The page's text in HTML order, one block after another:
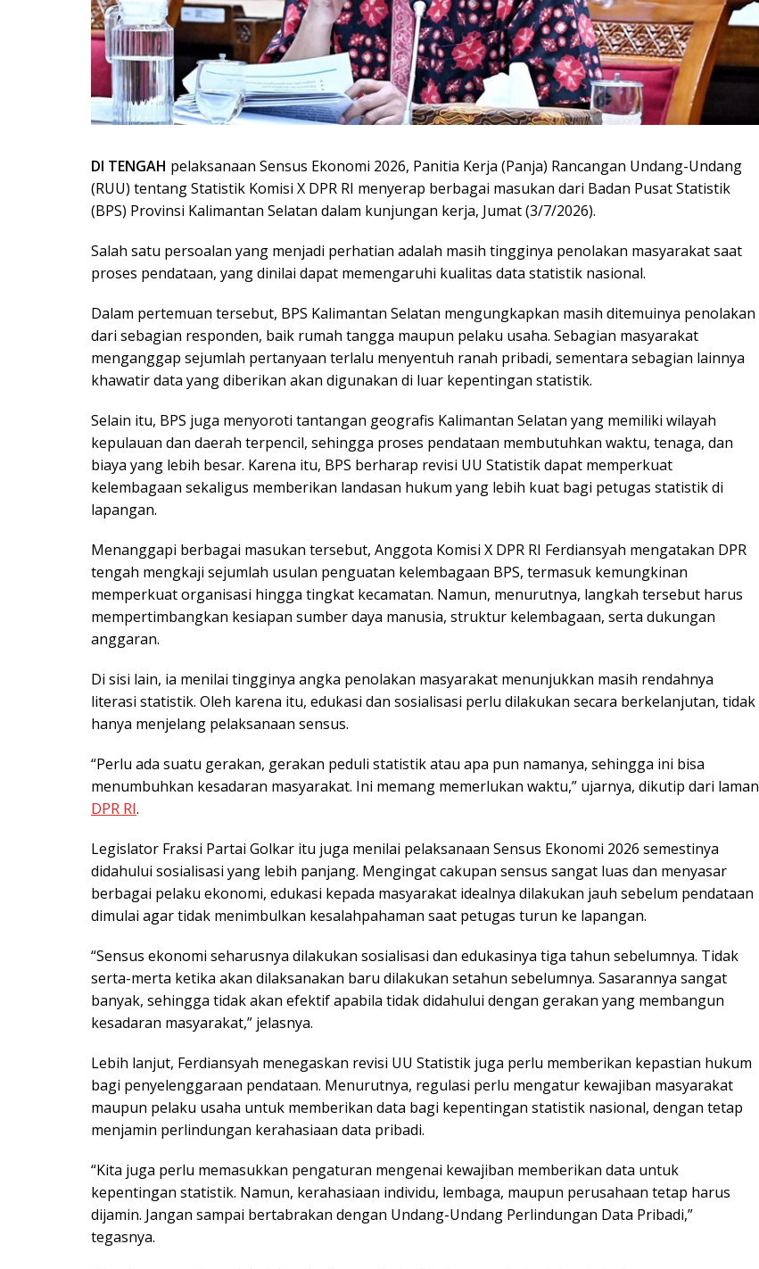
DI TENGAH pelaksanaan Sensus Ekonomi 2026, Panitia Kerja (Panja) Rancangan Undang-Undang
(RUU) tentang Statistik Komisi X DPR RI menyerap berbagai masukan dari Badan Pusat Statistik
(BPS) Provinsi Kalimantan Selatan dalam kunjungan kerja, Jumat (3/7/2026).
Salah satu persoalan yang menjadi perhatian adalah masih tingginya penolakan masyarakat saat
proses pendataan, yang dinilai dapat memengaruhi kualitas data statistik nasional.
Dalam pertemuan tersebut, BPS Kalimantan Selatan mengungkapkan masih ditemuinya penolakan
dari sebagian responden, baik rumah tangga maupun pelaku usaha. Sebagian masyarakat
menganggap sejumlah pertanyaan terlalu menyentuh ranah pribadi, sementara sebagian lainnya
khawatir data yang diberikan akan digunakan di luar kepentingan statistik.
Selain itu, BPS juga menyoroti tantangan geografis Kalimantan Selatan yang memiliki wilayah
kepulauan dan daerah terpencil, sehingga proses pendataan membutuhkan waktu, tenaga, dan
biaya yang lebih besar. Karena itu, BPS berharap revisi UU Statistik dapat memperkuat
kelembagaan sekaligus memberikan landasan hukum yang lebih kuat bagi petugas statistik di
lapangan.
Menanggapi berbagai masukan tersebut, Anggota Komisi X DPR RI Ferdiansyah mengatakan DPR
tengah mengkaji sejumlah usulan penguatan kelembagaan BPS, termasuk kemungkinan
memperkuat organisasi hingga tingkat kecamatan. Namun, menurutnya, langkah tersebut harus
mempertimbangkan kesiapan sumber daya manusia, struktur kelembagaan, serta dukungan
anggaran.
Di sisi lain, ia menilai tingginya angka penolakan masyarakat menunjukkan masih rendahnya
literasi statistik. Oleh karena itu, edukasi dan sosialisasi perlu dilakukan secara berkelanjutan, tidak
hanya menjelang pelaksanaan sensus.
“Perlu ada suatu gerakan, gerakan peduli statistik atau apa pun namanya, sehingga ini bisa
menumbuhkan kesadaran masyarakat. Ini memang memerlukan waktu,” ujarnya, dikutip dari laman
DPR RI.
Legislator Fraksi Partai Golkar itu juga menilai pelaksanaan Sensus Ekonomi 2026 semestinya
didahului sosialisasi yang lebih panjang. Mengingat cakupan sensus sangat luas dan menyasar
berbagai pelaku ekonomi, edukasi kepada masyarakat idealnya dilakukan jauh sebelum pendataan
dimulai agar tidak menimbulkan kesalahpahaman saat petugas turun ke lapangan.
“Sensus ekonomi seharusnya dilakukan sosialisasi dan edukasinya tiga tahun sebelumnya. Tidak
serta-merta ketika akan dilaksanakan baru dilakukan setahun sebelumnya. Sasarannya sangat
banyak, sehingga tidak akan efektif apabila tidak didahului dengan gerakan yang membangun
kesadaran masyarakat,” jelasnya.
Lebih lanjut, Ferdiansyah menegaskan revisi UU Statistik juga perlu memberikan kepastian hukum
bagi penyelenggaraan pendataan. Menurutnya, regulasi perlu mengatur kewajiban masyarakat
maupun pelaku usaha untuk memberikan data bagi kepentingan statistik nasional, dengan tetap
menjamin perlindungan kerahasiaan data pribadi.
“Kita juga perlu memasukkan pengaturan mengenai kewajiban memberikan data untuk
kepentingan statistik. Namun, kerahasiaan individu, lembaga, maupun perusahaan tetap harus
dijamin. Jangan sampai bertabrakan dengan Undang-Undang Perlindungan Data Pribadi,”
tegasnya.